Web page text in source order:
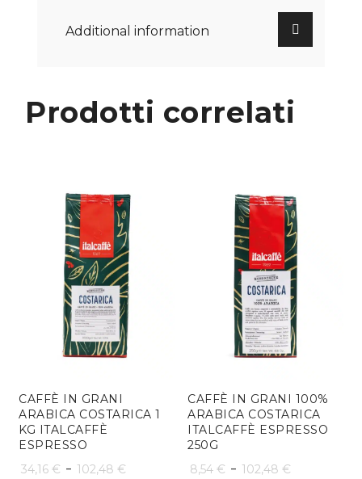
Additional information
Prodotti correlati
CAFFÈ IN GRANI
ARABICA COSTARICA 1
KG ITALCAFFÈ
ESPRESSO
34,16 € - 102,48 €
CAFFÈ IN GRANI 100%
ARABICA COSTARICA
ITALCAFFÈ ESPRESSO
250G
8,54 € - 102,48 €